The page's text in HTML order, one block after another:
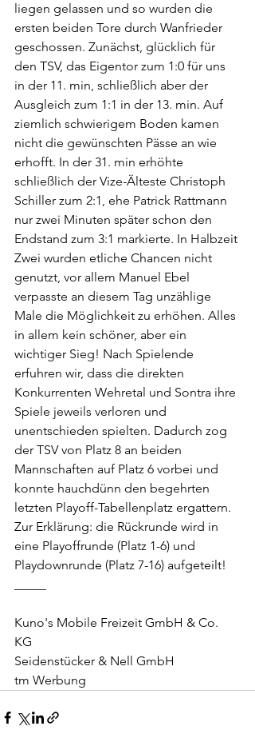
liegen gelassen und so wurden die
ersten beiden Tore durch Wanfrieder
geschossen. Zunächst, glücklich für
den TSV, das Eigentor zum 1:0 für uns
in der 11. min, schließlich aber der
Ausgleich zum 1:1 in der 13. min. Auf
ziemlich schwierigem Boden kamen
nicht die gewünschten Pässe an wie
erhofft. In der 31. min erhöhte
schließlich der Vize-Älteste Christoph
Schiller zum 2:1, ehe Patrick Rattmann
nur zwei Minuten später schon den
Endstand zum 3:1 markierte. In Halbzeit
Zwei wurden etliche Chancen nicht
genutzt, vor allem Manuel Ebel
verpasste an diesem Tag unzählige
Male die Möglichkeit zu erhöhen. Alles
in allem kein schöner, aber ein
wichtiger Sieg! Nach Spielende
erfuhren wir, dass die direkten
Konkurrenten Wehretal und Sontra ihre
Spiele jeweils verloren und
unentschieden spielten. Dadurch zog
der TSV von Platz 8 an beiden
Mannschaften auf Platz 6 vorbei und
konnte hauchdünn den begehrten
letzten Playoff-Tabellenplatz ergattern.
Zur Erklärung: die Rückrunde wird in
eine Playoffrunde (Platz 1-6) und
Playdownrunde (Platz 7-16) aufgeteilt!
Kuno's Mobile Freizeit GmbH & Co.
KG
Seidenstücker & Nell GmbH
tm Werbung